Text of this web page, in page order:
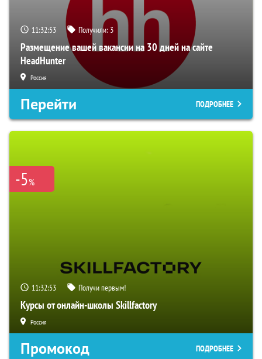
11:32:52 Получили: 3
Размещение вашей вакансии на 30 дней на сайте
HeadHunter
Россия
Перейти ПОДРОБНЕЕ
-5%
11:32:52 Получи первым!
Курсы от онлайн-школы Skillfactory
Россия
Промокод ПОДРОБНЕЕ